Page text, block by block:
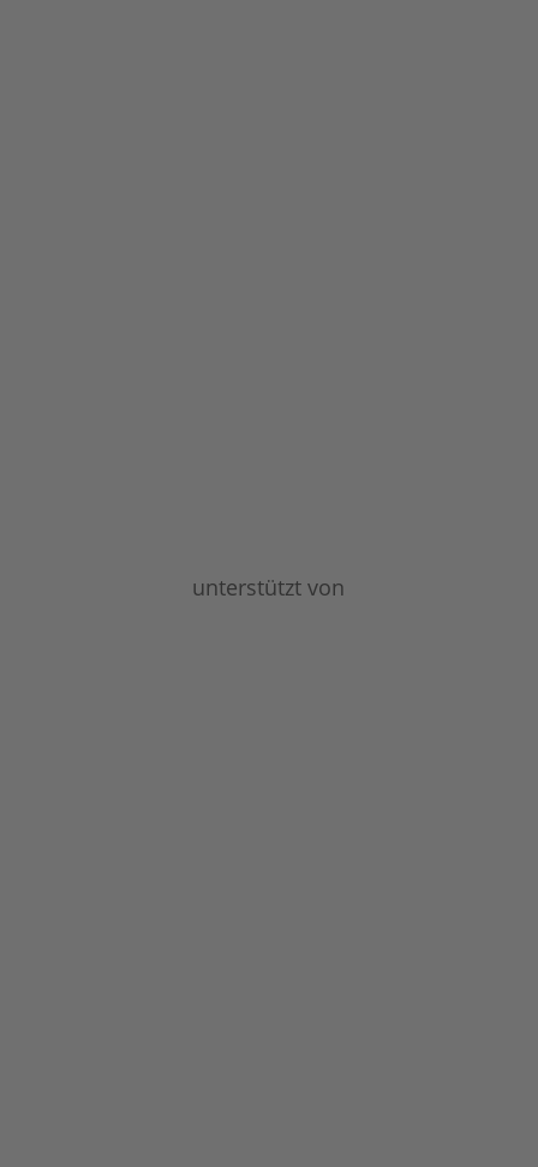
unterstützt von